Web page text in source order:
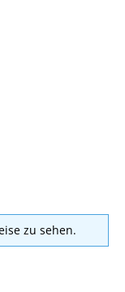
zu sehen.